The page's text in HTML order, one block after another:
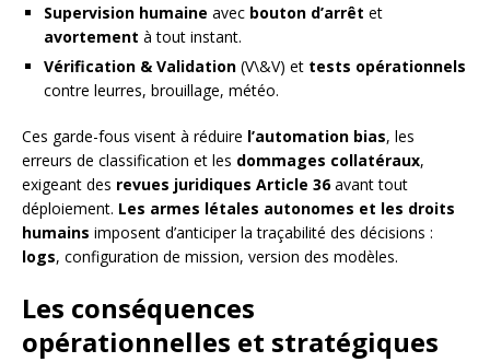
Supervision humaine avec bouton d’arrêt et
avortement à tout instant.
Vérification & Validation (V\&V) et tests opérationnels
contre leurres, brouillage, météo.
Ces garde-fous visent à réduire l’automation bias, les
erreurs de classification et les dommages collatéraux,
exigeant des revues juridiques Article 36avant tout
déploiement. Les armes létales autonomes et les droits
humains imposent d’anticiper la traçabilité des décisions :
logs, configuration de mission, version des modèles.
Les conséquences
opérationnelles et stratégiques